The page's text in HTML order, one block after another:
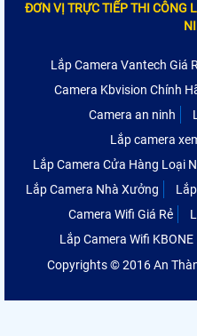
ĐƠN VỊ TRỰC TIẾP THI CÔNG
Lắp Camera Vantech Giá
Camera Kbvision Chính
Camera an ninh
Lắp camera
Lắp Camera Cửa Hàng Loại
Lắp Camera Nhà Xưởng
Camera Wifi Giá Rẻ
Lắp Camera Wifi KBONE
Copyrights © 2016 An